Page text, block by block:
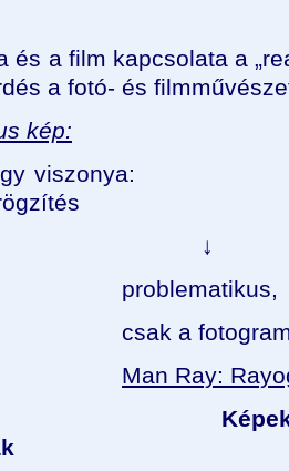
és a film kapcsolata a
a fotó- és
kép:
tárgy viszonya:
↓
a fotogram
Man Ray: